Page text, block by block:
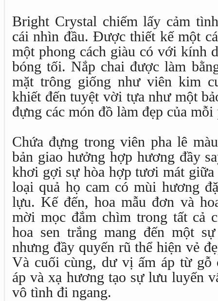
Bright Crystal chiếm lấy cảm
cái nhìn đầu. Được thiết kế một
một phong cách giàu có với kính
bóng tối. Nắp chai được làm
mặt trông giống như viên kim
khiết đến tuyệt vời tựa như một
đựng các món đồ làm đẹp của
Chứa đựng trong viên pha lê
bản giao hưởng hợp hương đầy
khơi gợi sự hòa hợp tươi mát
loại quả họ cam có mùi hương
lựu. Kế đến, hoa mẫu đơn và
mời mọc đắm chìm trong tất cả
hoa sen trắng mang đến một
nhưng đầy quyến rũ thể hiện vẻ
Và cuối cùng, dư vị ấm áp từ gỗ
áp và xạ hương tạo sự lưu luyến
vô tình đi ngang.